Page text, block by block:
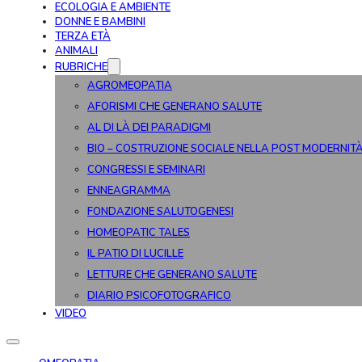
ECOLOGIA E AMBIENTE
DONNE E BAMBINI
TERZA ETÀ
ANIMALI
RUBRICHE
AGROMEOPATIA
AFORISMI CHE GENERANO SALUTE
AL DI LÀ DEI PARADIGMI
BIO – COSTRUZIONE SOCIALE NELLA POST
CONGRESSI E SEMINARI
ENNEAGRAMMA
FONDAZIONE SALUTOGENESI
HOMEOPATIC TALES
IL PATIO DI LUCILLE
LETTURE CHE GENERANO SALUTE
DIARIO PSICOFOTOGRAFICO
VIDEO